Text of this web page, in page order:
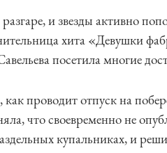
и звезды активно
хита «Девушки
посетила многие
как проводит отпуск на
что своевременно не
купальниках, и